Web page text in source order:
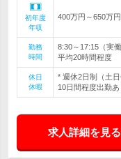
初年度
年収
400万円～650万円
勤務
時間
8:30～17:15（実
平均20時間程度
休日
休暇
* 週休2日制（土
10日間程度出勤
求人詳細を見る